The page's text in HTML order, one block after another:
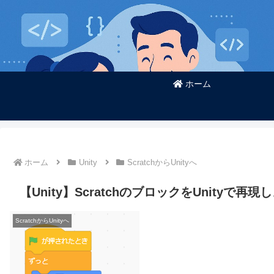
ホーム
ホーム Unity ScratchからUnityへ
【Unity】ScratchのブロックをUnityで再現
ScratchからUnityへ